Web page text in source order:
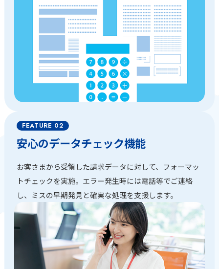
安心のデータチェック機能
お客さまから受領した請求データに対して、フォーマッ
トチェックを実施。エラー発生時には電話等でご連絡
し、ミスの早期発見と確実な処理を支援します。